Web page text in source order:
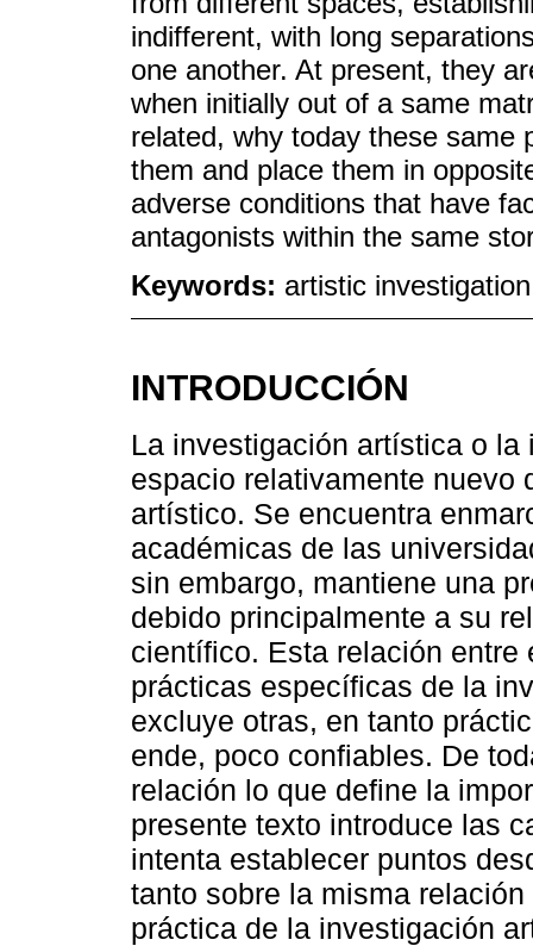
indifferent, with long
one another. At present, they
when initially out of a same
related, why today these same
them and place them in
adverse conditions that have
antagonists within the same
Keywords: artistic
INTRODUCCIÓN
La investigación artística o
espacio relativamente nuevo
artístico. Se encuentra
académicas de las
sin embargo, mantiene una
debido principalmente a su
científico. Esta relación
prácticas específicas de la
excluye otras, en tanto
ende, poco confiables. De
relación lo que define la
presente texto introduce las
intenta establecer puntos
tanto sobre la misma
práctica de la investigación